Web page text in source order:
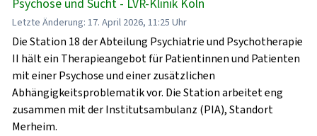
Psychose und Sucht - LVR-Klinik Köln
Letzte Änderung: 17. April 2026, 11:25 Uhr
Die Station 18 der Abteilung Psychiatrie und Psychotherapie
II hält ein Therapieangebot für Patientinnen und Patienten
mit einer Psychose und einer zusätzlichen
Abhängigkeitsproblematik vor. Die Station arbeitet eng
zusammen mit der Institutsambulanz (PIA), Standort
Merheim.